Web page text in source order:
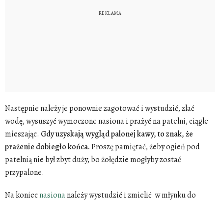
Następnie należy je ponownie zagotować i wystudzić, zlać
wodę, wysuszyć wymoczone nasiona i prażyć na patelni, ciągle
mieszając. Gdy uzyskają wygląd palonej kawy, to znak, że
prażenie dobiegło końca.Proszę pamiętać, żeby ogień pod
patelnią nie był zbyt duży, bo żołędzie mogłyby zostać
przypalone.
Na koniecnasionanależy wystudzić i zmielić w młynku do